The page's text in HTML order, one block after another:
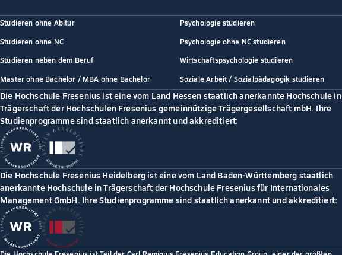
Studieren ohne Abitur
Studieren ohne NC
Studieren neben dem Beruf
Master ohne Bachelor / MBA ohne Bachelor
Psychologie studieren
Psychologie ohne NC studieren
Wirtschaftspsychologie studieren
Soziale Arbeit / Sozialpädagogik studieren
Die Hochschule Fresenius ist eine vom Land Hessen staatlich anerkannte Hochschule in
Trägerschaft der Hochschulen Fresenius gemeinnützige Trägergesellschaft mbH. Ihre
Studienprogramme sind staatlich anerkannt und akkreditiert:
Die Hochschule Fresenius Heidelberg ist eine vom Land Baden-Württemberg staatlich
anerkannte Hochschule in Trägerschaft der Hochschule Fresenius für Internationales
Management GmbH. Ihre Studienprogramme sind staatlich anerkannt und akkreditiert: